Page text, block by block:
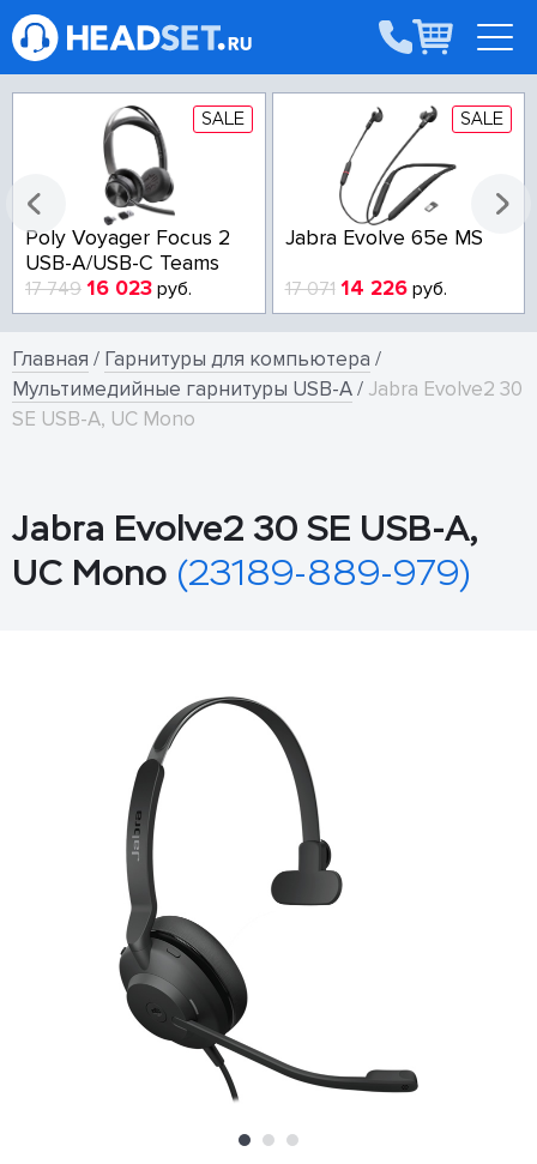
SALE
Poly Voyager Focus 2
USB-A/USB-C Teams
17 749 16 023 руб.
SALE
Jabra Evolve 65e MS
17 071 14 226руб.
Главная / Гарнитуры для компьютера /
Мультимедийные гарнитуры USB-A/ Jabra Evolve2 30
SE USB-A, UC Mono
Jabra Evolve2 30 SE USB-A,
UC Mono (23189-889-979)